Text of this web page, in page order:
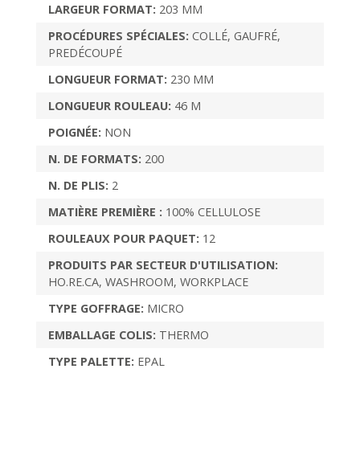
LARGEUR FORMAT: 203 MM
PROCÉDURES SPÉCIALES: COLLÉ, GAUFRÉ,
PREDÉCOUPÉ
LONGUEUR FORMAT: 230 MM
LONGUEUR ROULEAU: 46 M
POIGNÉE: NON
N. DE FORMATS: 200
N. DE PLIS: 2
MATIÈRE PREMIÈRE : 100% CELLULOSE
ROULEAUX POUR PAQUET: 12
PRODUITS PAR SECTEUR D'UTILISATION:
HO.RE.CA, WASHROOM, WORKPLACE
TYPE GOFFRAGE: MICRO
EMBALLAGE COLIS: THERMO
TYPE PALETTE: EPAL